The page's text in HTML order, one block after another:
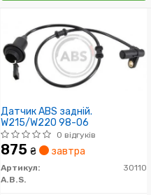
Датчик ABS задній.
W215/W220 98-06
0 відгуків
875 ₴ завтра
Артикул:
30110
A.B.S.